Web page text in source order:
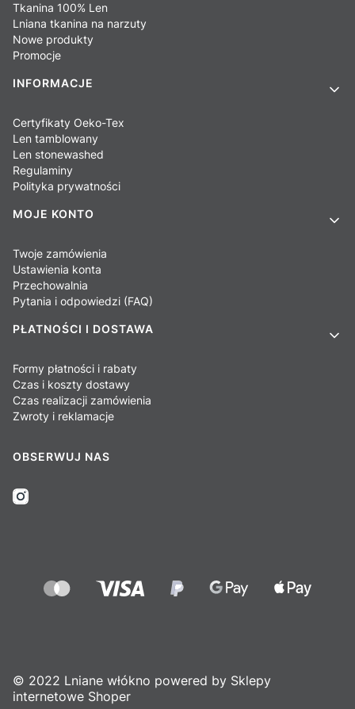
Tkanina 100% Len
Lniana tkanina na narzuty
Nowe produkty
Promocje
INFORMACJE
Certyfikaty Oeko-Tex
Len tamblowany
Len stonewashed
Regulaminy
Polityka prywatności
MOJE KONTO
Twoje zamówienia
Ustawienia konta
Przechowalnia
Pytania i odpowiedzi (FAQ)
PŁATNOŚCI I DOSTAWA
Formy płatności i rabaty
Czas i koszty dostawy
Czas realizacji zamówienia
Zwroty i reklamacje
OBSERWUJ NAS
© 2022 Lniane włókno powered by Sklepy
internetowe Shoper